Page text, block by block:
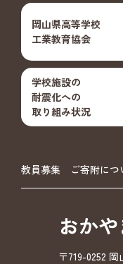
岡山県高等学校
工業教育協会
学校施設の
耐震化への
取り組み状況
教員募集 ご寄附につ
おか
〒719-0252